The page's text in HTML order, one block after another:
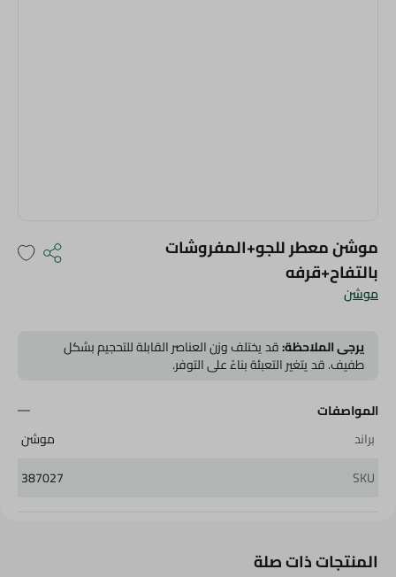
موشن
موشن معطر للجو+المفروشات
بالتفاح+قرفه
يرجى الملاحظة:قد يختلف وزن العناصر القابلة للتحجيم بشكل
طفيف. قد يتغير التعبئة بناءً على التوفر.
المواصفات
براند
موشن
SKU
387027
المنتجات ذات صلة